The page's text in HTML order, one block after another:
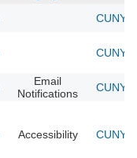
CUNY
CUNY
Email
Notifications
CUNY
Accessibility CUNY